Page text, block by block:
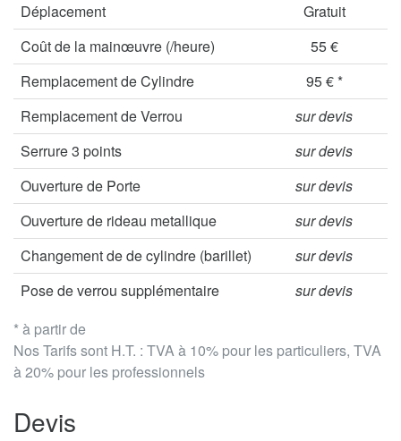
* à partir de
Nos Tarifs sont H.T. : TVA à 10% pour les particuliers, TVA
à 20% pour les professionnels
Déplacement
Gratuit
Coût de la mainœuvre (/heure)
55 €
Remplacement de Cylindre
95 € *
Remplacement de Verrou
sur devis
Serrure 3 points
sur devis
Ouverture de Porte
sur devis
Ouverture de rideau metallique
sur devis
Changement de de cylindre (barillet)
sur devis
Pose de verrou supplémentaire
sur devis
Devis